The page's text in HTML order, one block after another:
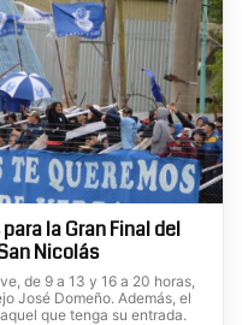
la Gran Final del
Nicolás
de 9 a 13 y 16 a 20 horas,
José Domeño. Además, el
que tenga su entrada.